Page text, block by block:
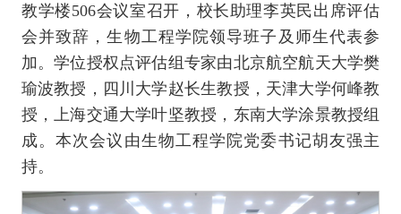
教学楼506会议室召开，校长助理李英民出席评估
会并致辞，生物工程学院领导班子及师生代表参
加。学位授权点评估组专家由北京航空航天大学樊
瑜波教授，四川大学赵长生教授，天津大学何峰教
授，上海交通大学叶坚教授，东南大学涂景教授组
成。本次会议由生物工程学院党委书记胡友强主
持。